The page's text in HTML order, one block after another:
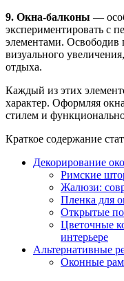
9. Окна-балконы —
экспериментировать с
элементами. Освободив
визуального
отдыха.
Каждый из этих
характер. Оформляя
стилем и
Краткое содержание
Декорирование
Римские
Жалюзи:
Пленка для
Открытые
Цветочные
интерьере
Альтернативные
Оконные